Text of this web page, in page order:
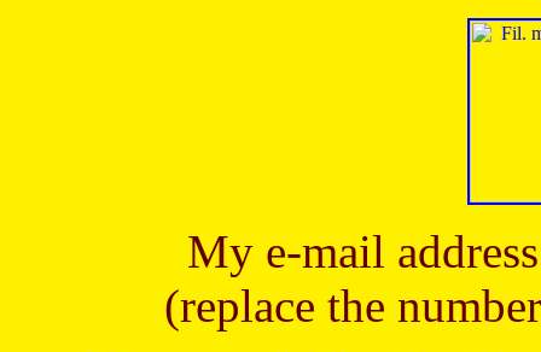
My e-mail
(replace the